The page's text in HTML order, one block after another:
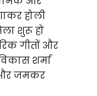
होली
शुरू हो
गीतों और
शर्मा
और जमकर